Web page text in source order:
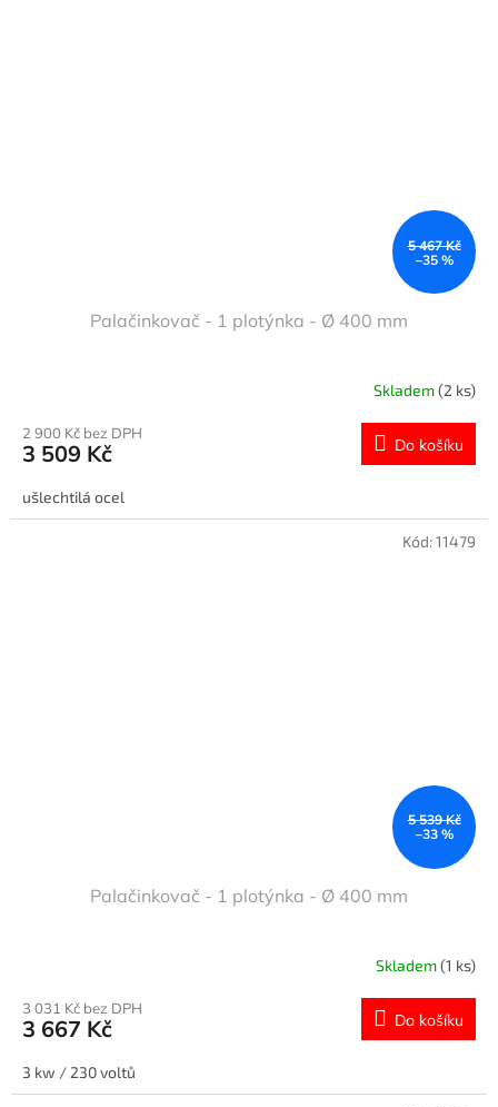
5 467 Kč
–35 %
Palačinkovač - 1 plotýnka - Ø 400 mm
Skladem(2 ks)
2 900 Kč bez DPH
3 509 Kč Do košíku
ušlechtilá ocel
5 539 Kč
–33 %
Palačinkovač - 1 plotýnka - Ø 400 mm
Skladem(1 ks)
3 031 Kč bez DPH
3 667 Kč Do košíku
3 kw / 230 voltů
Kód:11479